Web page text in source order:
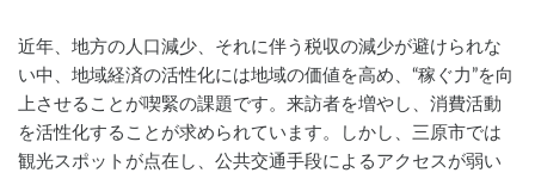
近年、地方の人口減少、それに伴う税収の減少が避けられな
い中、地域経済の活性化には地域の価値を高め、“稼ぐ力”を向
上させることが喫緊の課題です。来訪者を増やし、消費活動
を活性化することが求められています。しかし、三原市では
観光スポットが点在し、公共交通手段によるアクセスが弱い